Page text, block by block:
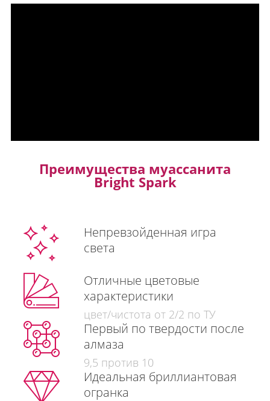
Преимущества муассанита
Bright Spark
Непревзойденная игра
света
Отличные цветовые
характеристики
цвет/чистота от 2/2 по ТУ
Первый по твердости после
алмаза
9,5 против 10
Идеальная бриллиантовая
огранка